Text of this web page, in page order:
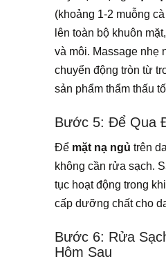
(khoảng 1-2 muỗng
lên toàn bộ khuôn
và môi. Massage nhẹ
chuyển động tròn từ
sản phẩm thẩm thấu
Bước 5: Để Qua
Để mặt nạ ngủ trên
không cần rửa sạch.
tục hoạt động trong
cấp dưỡng chất cho
Bước 6: Rửa
Hôm Sau